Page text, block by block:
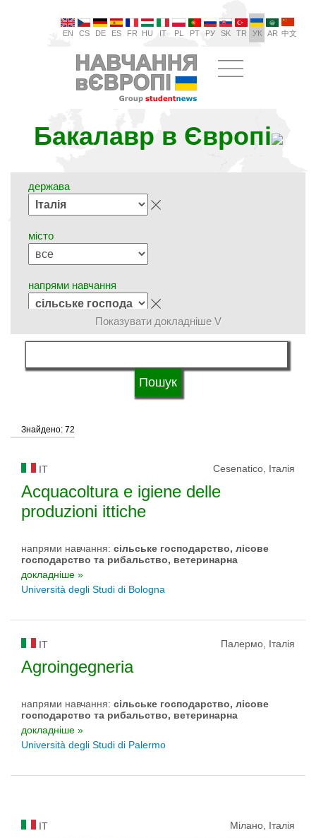
EN CS DE ES FR HU IT PL PT РУ SK TR УК AR 中文
Бакалавр в Європі
держава
місто
напрями навчання
мова навчання
Статус університету
Показувати докладніше V
Знайдено: 72
IT Cesenatico, Італія
Acquacoltura e igiene delle
produzioni ittiche
напрями навчання: сільське господарство, лісове
господарство та рибальство, ветеринарна
докладніше »
Università degli Studi di Bologna
IT Палермо, Італія
Agroingegneria
напрями навчання: сільське господарство, лісове
господарство та рибальство, ветеринарна
докладніше »
Università degli Studi di Palermo
IT Мілано, Італія